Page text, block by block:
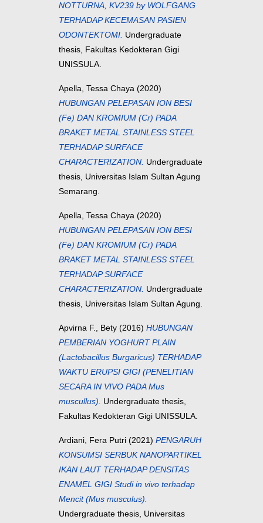
NOTTURNA, KV239 by WOLFGANG
TERHADAP KECEMASAN PASIEN
ODONTEKTOMI. Undergraduate
thesis, Fakultas Kedokteran Gigi
UNISSULA.
Apella, Tessa Chaya (2020)
HUBUNGAN PELEPASAN ION BESI
(Fe) DAN KROMIUM (Cr) PADA
BRAKET METAL STAINLESS STEEL
TERHADAP SURFACE
CHARACTERIZATION. Undergraduate
thesis, Universitas Islam Sultan Agung
Semarang.
Apella, Tessa Chaya (2020)
HUBUNGAN PELEPASAN ION BESI
(Fe) DAN KROMIUM (Cr) PADA
BRAKET METAL STAINLESS STEEL
TERHADAP SURFACE
CHARACTERIZATION. Undergraduate
thesis, Universitas Islam Sultan Agung.
Apvirna F., Bety (2016) HUBUNGAN
PEMBERIAN YOGHURT PLAIN
(Lactobacillus Burgaricus) TERHADAP
WAKTU ERUPSI GIGI (PENELITIAN
SECARA IN VIVO PADA Mus
muscullus). Undergraduate thesis,
Fakultas Kedokteran Gigi UNISSULA.
Ardiani, Fera Putri (2021) PENGARUH
KONSUMSI SERBUK NANOPARTIKEL
IKAN LAUT TERHADAP DENSITAS
ENAMEL GIGI Studi in vivo terhadap
Mencit (Mus musculus).
Undergraduate thesis, Universitas